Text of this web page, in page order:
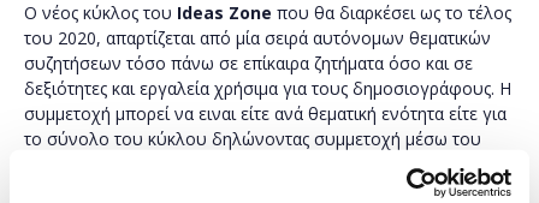
Ο νέος κύκλος του Ideas Zone που θα διαρκέσει ως το τέλος
του 2020, απαρτίζεται από μία σειρά αυτόνομων θεματικών
συζητήσεων τόσο πάνω σε επίκαιρα ζητήματα όσο και σε
δεξιότητες και εργαλεία χρήσιμα για τους δημοσιογράφους. Η
συμμετοχή μπορεί να ειναι είτε ανά θεματική ενότητα είτε για
το σύνολο του κύκλου δηλώνοντας συμμετοχή μέσω του
eventora. Οι θεματικοί τίτλοι θα ανακοινώνονται στο τέλος
του κάθε μήνα και τα workshops θα γίνονται διαδικτυακά.